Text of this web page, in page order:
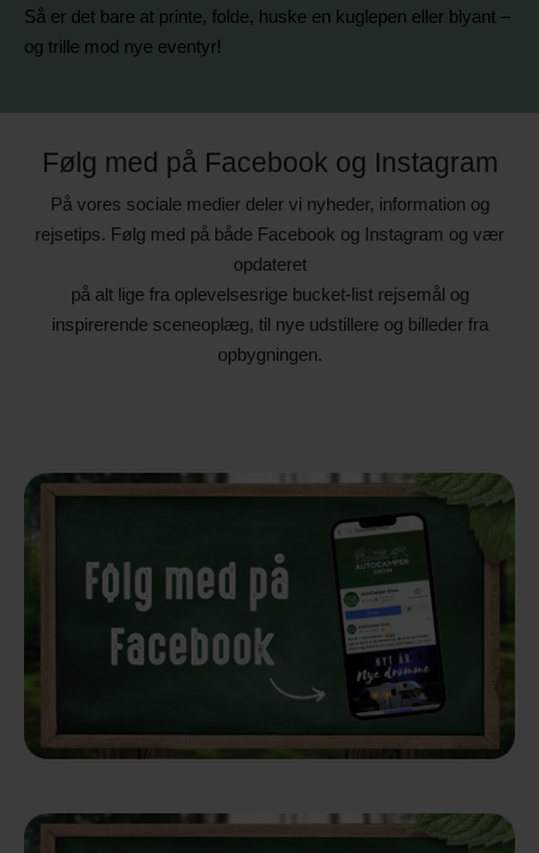
Så er det bare at printe, folde, huske en kuglepen eller blyant –
og trille mod nye eventyr!
Følg med på Facebook og Instagram
På vores sociale medier deler vi nyheder, information og
rejsetips. Følg med på både Facebook og Instagram og vær
opdateret
på alt lige fra oplevelsesrige bucket-list rejsemål og
inspirerende sceneoplæg, til nye udstillere og billeder fra
opbygningen.